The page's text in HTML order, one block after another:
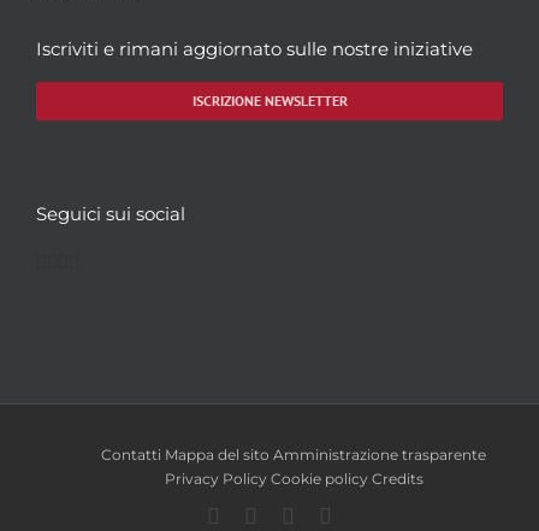
Iscriviti e rimani aggiornato sulle nostre iniziative
ISCRIZIONE NEWSLETTER
Seguici sui social
Contatti Mappa del sito Amministrazione trasparente
Privacy Policy Cookie policy Credits
Facebook
TwitterYouTube